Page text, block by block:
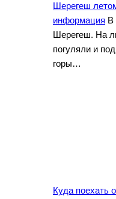
Шерегеш
информация В
Шерегеш. На
погуляли и
горы…
Куда поехать